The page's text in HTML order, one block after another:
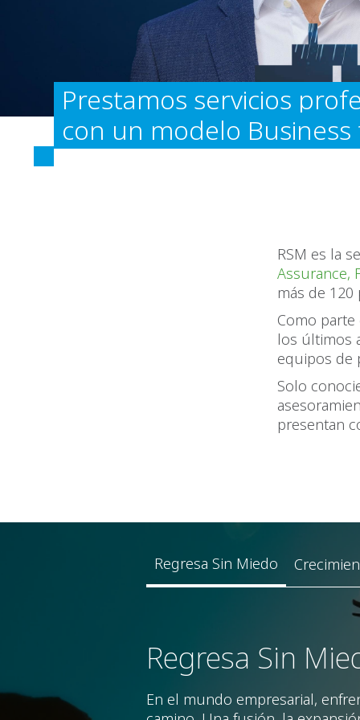
Prestamos servicios
con un modelo
RSM es la
Assurance,
más de
Como
los últimos
equipos de
Solo
presentan
Regresa Sin Miedo
Regresa Sin
En el mundo empresarial,